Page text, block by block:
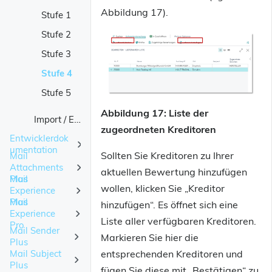
Auswertung
Stufe 1
Stufe 2
Stufe 3
Stufe 4
Stufe 5
Import / Export
Entwicklerdok
umentation
Connector 365 Rollencenter
Mail
Attachments
Plus
Neu und geplant
Erste Schritte
Einleitung
Test & Kauf
Arbeiten mit Mail Attachments Plus
Unterschiede im Dialog
Videos
Mail
Experience
Plus
Neu und geplant
Erste Schritte
EinleitungArbeiten mit Mail Experience Plus
Mail
Experience
Pro
Neu und geplant
Erste Schritte
Mail Sender
Plus
Neu und geplant
Mail Subject
Plus
Abbildung 17).
Abbildung 17: Liste der
zugeordneten Kreditoren
Sollten Sie Kreditoren zu Ihrer
aktuellen Bewertung hinzufügen
wollen, klicken Sie „Kreditor
hinzufügen“. Es öffnet sich eine
Liste aller verfügbaren Kreditoren.
Markieren Sie hier die
entsprechenden Kreditoren und